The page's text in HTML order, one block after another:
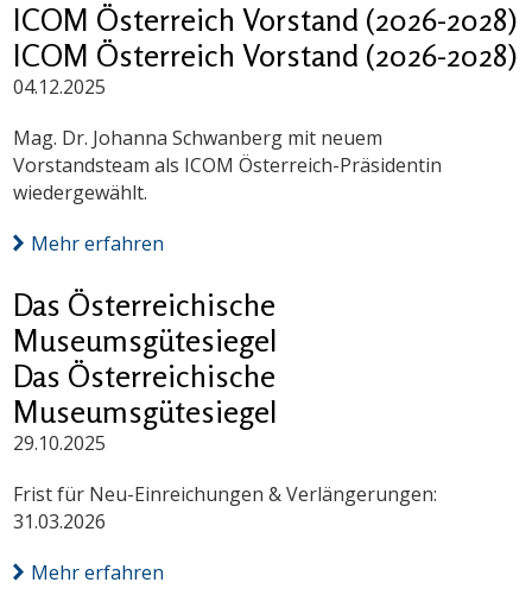
ICOM Österreich Vorstand (2026-2028)
ICOM Österreich Vorstand (2026-2028)
04.12.2025
Mag. Dr. Johanna Schwanberg mit neuem
Vorstandsteam als ICOM Österreich-Präsidentin
wiedergewählt.
Mehr erfahren
Das Österreichische
Museumsgütesiegel
Das Österreichische
Museumsgütesiegel
29.10.2025
Frist für Neu-Einreichungen & Verlängerungen:
31.03.2026
Mehr erfahren